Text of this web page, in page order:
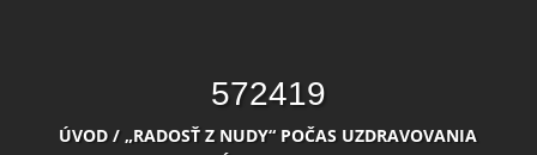
572419
ÚVOD /„RADOSŤ Z NUDY“ POČAS UZDRAVOVANIA